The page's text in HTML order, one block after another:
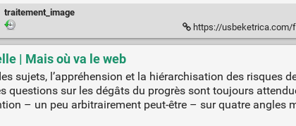
traitement_image
https://usbeketrica.com/fr/
| Mais où va le web
sujets, l’appréhension et la hiérarchisation des risques
questions sur les dégâts du progrès sont toujours
– un peu arbitrairement peut-être – sur quatre angles